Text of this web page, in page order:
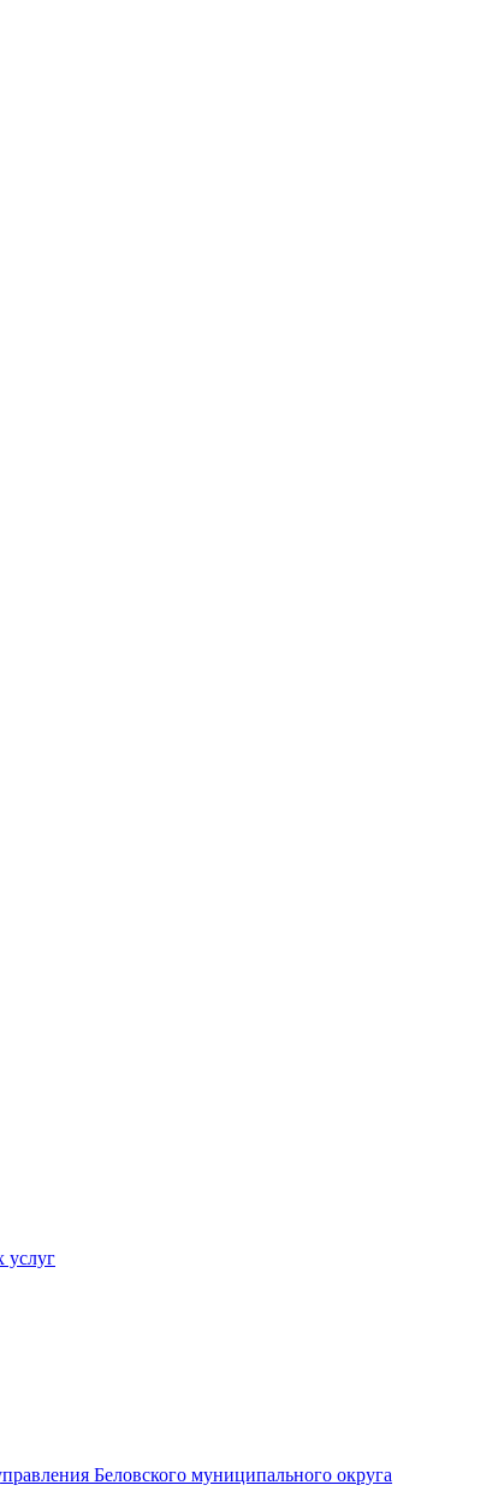
услуг
Беловского муниципального округа